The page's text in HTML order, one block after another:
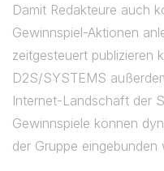
Damit Redakteure auch
Gewinnspiel-Aktionen
zeitgesteuert publizieren
D2S/SYSTEMS
Internet-Landschaft der
Gewinnspiele können
der Gruppe eingebunden